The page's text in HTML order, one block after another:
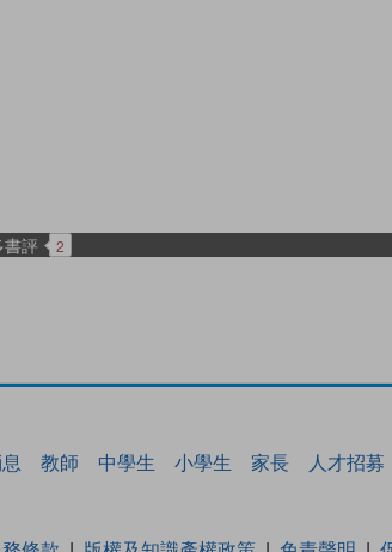
書評 2
教師 中學生 小學生 家長 人才招募